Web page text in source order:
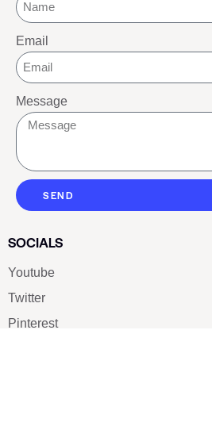
Email
Message
SEND
SOCIALS
Youtube
Twitter
Pinterest